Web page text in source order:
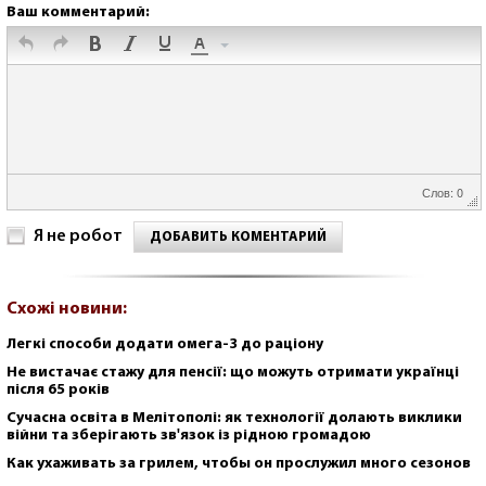
Ваш комментарий:
Слов: 0
Я не робот ДОБАВИТЬ КОМЕНТАРИЙ
Схожі новини:
Легкі способи додати омега-3 до раціону
Не вистачає стажу для пенсії: що можуть отримати українці
після 65 років
Сучасна освіта в Мелітополі: як технології долають виклики
війни та зберігають зв'язок із рідною громадою
Как ухаживать за грилем, чтобы он прослужил много сезонов